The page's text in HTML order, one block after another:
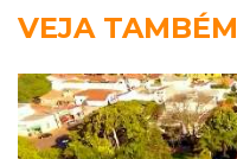
VEJA TAMBÉM